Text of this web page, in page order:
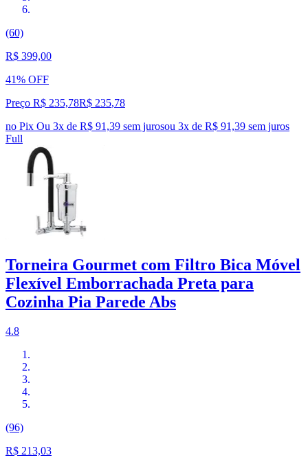
(60)
R$ 399,00
41% OFF
Preço R$ 235,78R$ 235,78
no Pix Ou 3x de R$ 91,39 sem jurosou 3x de R$ 91,39 sem juros
Full
Torneira Gourmet com Filtro Bica Móvel
Flexível Emborrachada Preta para
Cozinha Pia Parede Abs
4.8
(96)
R$ 213,03